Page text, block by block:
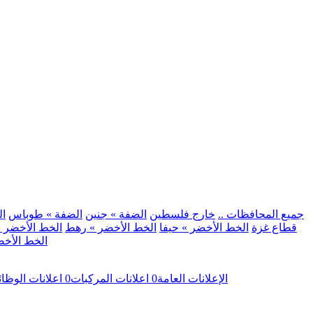
.. جميع المحافظات .. خارج فلسطين الضفة » جنين الضفة » طوباس
قطاع غزة الخط الأخضر » حيفا الخط الأخضر » رهط الخط الأخضر
الخط
الإعلانات العامة0 اعلانات المركبات0 اعلانات